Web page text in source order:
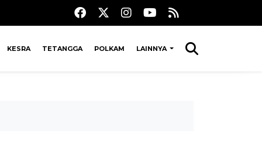
KESRA TETANGGA POLKAM LAINNYA